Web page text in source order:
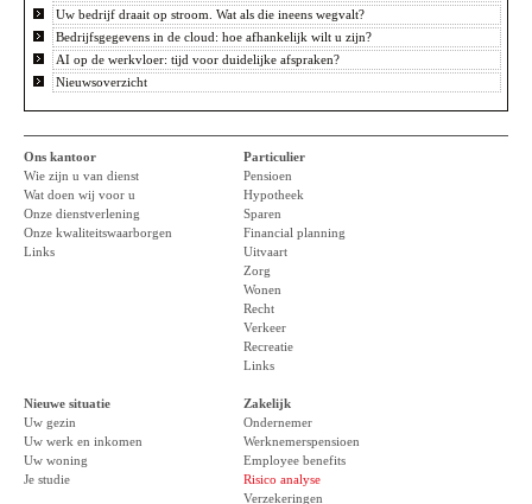
Uw bedrijf draait op stroom. Wat als die ineens wegvalt?
Bedrijfsgegevens in de cloud: hoe afhankelijk wilt u zijn?
AI op de werkvloer: tijd voor duidelijke afspraken?
Nieuwsoverzicht
Ons kantoor
Wie zijn u van dienst
Wat doen wij voor u
Onze dienstverlening
Onze kwaliteitswaarborgen
Links
Particulier
Pensioen
Hypotheek
Sparen
Financial planning
Uitvaart
Zorg
Wonen
Recht
Verkeer
Recreatie
Links
Nieuwe situatie
Uw gezin
Uw werk en inkomen
Uw woning
Je studie
Zakelijk
Ondernemer
Werknemerspensioen
Employee benefits
Risico analyse
Verzekeringen